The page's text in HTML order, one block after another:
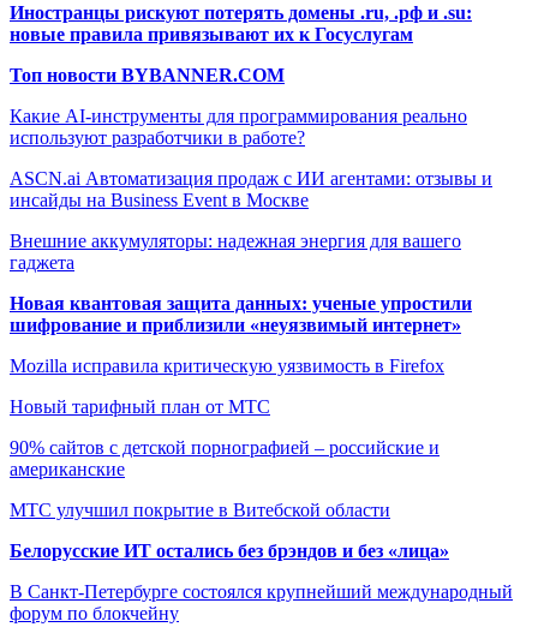
Иностранцы рискуют потерять домены .ru, .рф и .su:
новые правила привязывают их к Госуслугам
Топ новости BYBANNER.COM
Какие AI-инструменты для программирования реально
используют разработчики в работе?
ASCN.ai Автоматизация продаж с ИИ агентами: отзывы и
инсайды на Business Event в Москве
Внешние аккумуляторы: надежная энергия для вашего
гаджета
Новая квантовая защита данных: ученые упростили
шифрование и приблизили «неуязвимый интернет»
Mozilla исправила критическую уязвимость в Firefox
Новый тарифный план от МТС
90% сайтов с детской порнографией – российские и
американские
МТС улучшил покрытие в Витебской области
Белорусские ИТ остались без брэндов и без «лица»
В Санкт-Петербурге состоялся крупнейший международный
форум по блокчейну